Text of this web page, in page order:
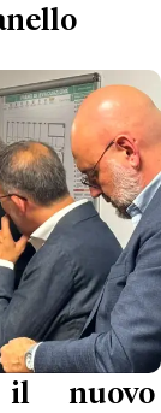
il nuovo